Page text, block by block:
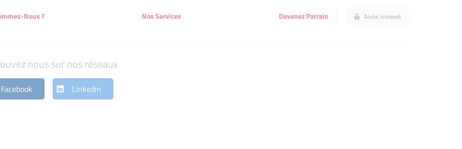
Nous ? Nos Services Devenez Parrain Accès intranet
nous sur nos réseaux
Facebook Linkedin